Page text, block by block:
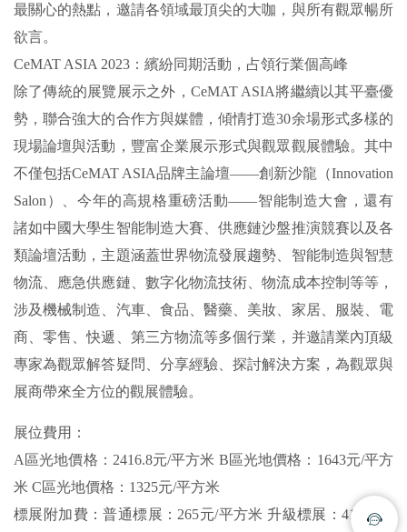
最關心的熱點，邀請各領域最頂尖的大咖，與所有觀眾暢所
欲言。
CeMAT ASIA 2023：繽紛同期活動，占領行業個高峰
除了傳統的展覽展示之外，CeMAT ASIA將繼續以其平臺優
勢，聯合強大的合作方與媒體，傾情打造30余場形式多樣的
現場論壇與活動，豐富企業展示形式與觀眾觀展體驗。其中
不僅包括CeMAT ASIA品牌主論壇——創新沙龍（Innovation
Salon）、今年的高規格重磅活動——智能制造大會，還有
諸如中國大學生智能制造大賽、供應鏈沙盤推演競賽以及各
類論壇活動，主題涵蓋世界物流發展趨勢、智能制造與智慧
物流、應急供應鏈、數字化物流技術、物流成本控制等等，
涉及機械制造、汽車、食品、醫藥、美妝、家居、服裝、電
商、零售、快遞、第三方物流等多個行業，并邀請業內頂級
專家為觀眾解答疑問、分享經驗、探討解決方案，為觀眾與
展商帶來全方位的觀展體驗。
展位費用：
A區光地價格：2416.8元/平方米 B區光地價格：1643元/平方
米 C區光地價格：1325元/平方米
標展附加費：普通標展：265元/平方米 升級標展：413.4元/